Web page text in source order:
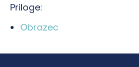
Priloge:
Obrazec